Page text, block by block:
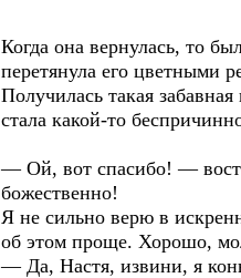
Когда она вернулась, то
перетянула его цветными
Получилась такая
стала какой-то
— Ой, вот спасибо! —
божественно!
Я не сильно верю в
об этом проще. Хорошо,
— Да, Настя, извини, я